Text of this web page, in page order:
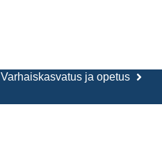
Varhaiskasvatus ja opetus